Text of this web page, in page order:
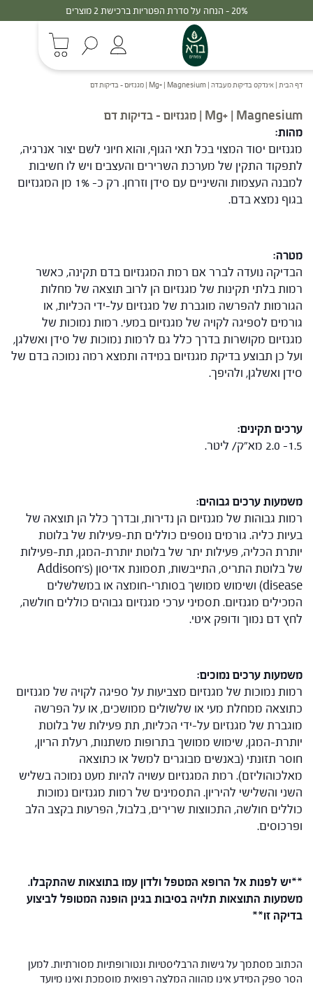
20% - הנחה על סדרת הפטריות ברכישת 2 מוצרים
דף הבית | אינדקס בדיקות מעבדה | Mg+ | Magnesium | מגנזיום – בדיקות דם
Mg+ | Magnesium | מגנזיום – בדיקות דם
מהות:
מגנזיום יסוד המצוי בכל תאי הגוף, והוא חיוני לשם יצור אנרגיה,
לתפקוד התקין של מערכת השרירים והעצבים ויש לו חשיבות
למבנה העצמות והשיניים עם סידן וזרחן. רק כ- 1% מן המגנזיום
בגוף נמצא בדם.
מטרה:
הבדיקה נועדה לברר אם רמת המגנזיום בדם תקינה, כאשר
רמות בלתי תקינות של מגנזיום הן לרוב תוצאה של מחלות
הגורמות להפרשה מוגברת של מגנזיום על-ידי הכליות, או
גורמים לספיגה לקויה של מגנזיום במעי. רמות נמוכות של
מגנזיום מקושרות בדרך כלל גם לרמות נמוכות של סידן ואשלגן,
ועל כן תבוצע בדיקת מגנזיום במידה ותמצא רמה נמוכה בדם של
סידן ואשלגן, ולהיפך.
ערכים תקינים:
1.5- 2.0 מא"ק/ ליטר.
משמעות ערכים גבוהים:
רמות גבוהות של מגנזיום הן נדירות, ובדרך כלל הן תוצאה של
בעיות כליה. גורמים נוספים כוללים תת-פעילות של בלוטת
יותרת הכליה, פעילות יתר של בלוטת יותרת-המגן, תת-פעילות
של בלוטת התריס, התייבשות, תסמונת אדיסון (Addison's
disease) ושימוש ממושך בסותרי-חומצה או במשלשלים
המכילים מגנזיום. תסמיני ערכי מגנזיום גבוהים כוללים חולשה,
לחץ דם נמוך ודופק איטי.
משמעות ערכים נמוכים:
רמות נמוכות של מגנזיום מצביעות על ספיגה לקויה של מגנזיום
כתוצאה ממחלת מעי או שלשולים ממושכים, או על הפרשה
מוגברת של מגנזיום על-ידי הכליות, תת פעילות של בלוטת
יותרת-המגן, שימוש ממושך בתרופות משתנות, רעלת הריון,
חוסר תזונתי (באנשים מבוגרים למשל או כתוצאה
מאלכוהוליזם). רמת המגנזיום עשויה להיות מעט נמוכה בשליש
השני והשלישי להיריון. התסמינים של רמות מגנזיום נמוכות
כוללים חולשה, התכווצות שרירים, בלבול, הפרעות בקצב הלב
ופרכוסים.
**יש לפנות אל הרופא המטפל ולדון עמו בתוצאות שהתקבלו.
משמעות התוצאות תלויה בסיבות בגינן הופנה המטופל לביצוע
בדיקה זו**
הכתוב מסתמך על גישות הרבליסטיות ונטורופתיות מסורתיות. למען
הסר ספק המידע אינו מהווה המלצה רפואית מוסמכת ואינו מיועד